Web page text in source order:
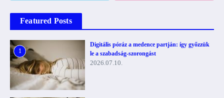
Featured Posts
1
Digitális póráz a medence partján: így győzzük
le a szabadság-szorongást
2026.07.10.